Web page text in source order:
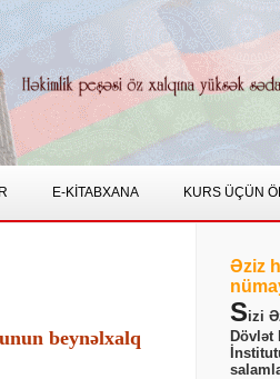
E-KİTABXANA KURS ÜÇÜN
beynəlxalq
Əziz
Sizi
Dövlət